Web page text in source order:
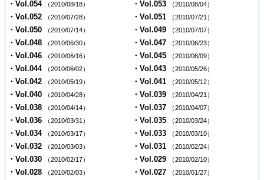
・Vol.054 （2010/08/18） ・Vol.053 （2010/08/04）
・Vol.052 （2010/07/28） ・Vol.051 （2010/07/21）
・Vol.050 （2010/07/14） ・Vol.049 （2010/07/07）
・Vol.048 （2010/06/30） ・Vol.047 （2010/06/23）
・Vol.046 （2010/06/16） ・Vol.045 （2010/06/09）
・Vol.044 （2010/06/02） ・Vol.043 （2010/05/26）
・Vol.042 （2010/05/19） ・Vol.041 （2010/05/12）
・Vol.040 （2010/04/28） ・Vol.039 （2010/04/21）
・Vol.038 （2010/04/14） ・Vol.037 （2010/04/07）
・Vol.036 （2010/03/31） ・Vol.035 （2010/03/24）
・Vol.034 （2010/03/17） ・Vol.033 （2010/03/10）
・Vol.032 （2010/03/03） ・Vol.031 （2010/02/24）
・Vol.030 （2010/02/17） ・Vol.029 （2010/02/10）
・Vol.028 （2010/02/03） ・Vol.027 （2010/01/27）